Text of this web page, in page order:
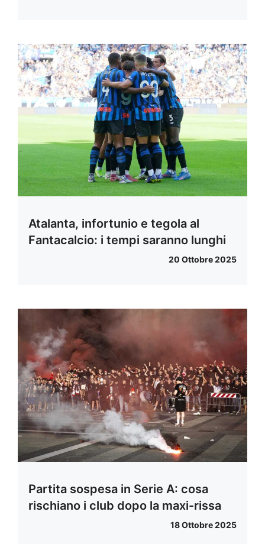
Atalanta, infortunio e tegola al
Fantacalcio: i tempi saranno lunghi
20 Ottobre 2025
Partita sospesa in Serie A: cosa
rischiano i club dopo la maxi-rissa
18 Ottobre 2025